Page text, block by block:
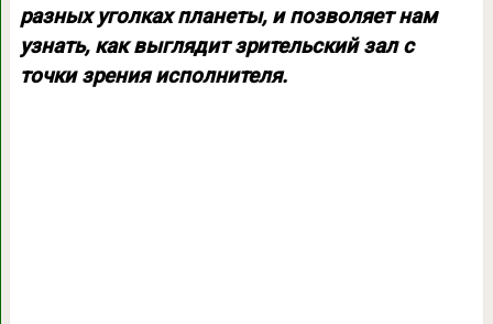
разных уголках планеты, и позволяет нам
узнать, как выглядит зрительский зал с
точки зрения исполнителя.